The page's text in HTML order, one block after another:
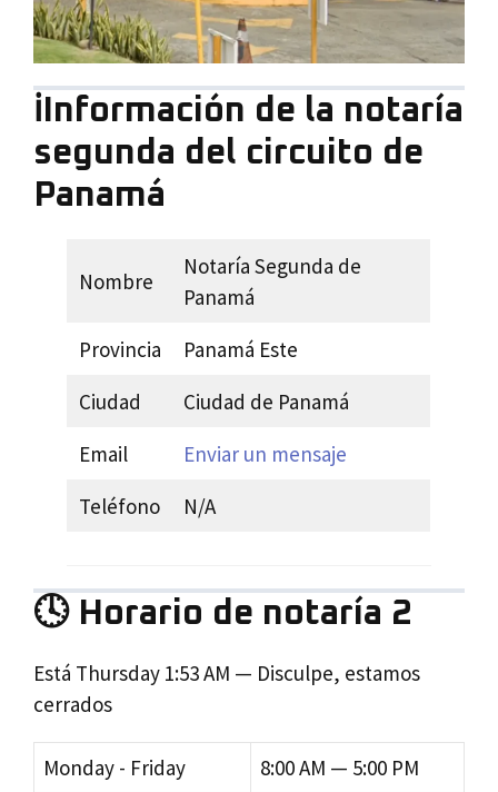
ℹ️Información de la notaría
segunda del circuito de
Panamá
Nombre
Notaría Segunda de
Panamá
Provincia
Panamá Este
Ciudad
Ciudad de Panamá
Email
Enviar un mensaje
Teléfono
N/A
🕓 Horario de notaría 2
Está Thursday 1:53 AM — Disculpe, estamos
cerrados
Monday - Friday
8:00 AM — 5:00 PM